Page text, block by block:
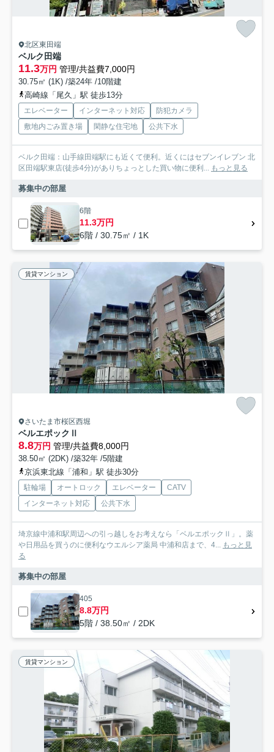
北区東田端
ベルク田端
11.3万円 管理/共益費7,000円
30.75㎡ (1K) /築24年 /10階建
高崎線「尾久」駅 徒歩13分
エレベーター インターネット対応
防犯カメラ
敷地内ごみ置き場
閑静な住宅地 公共下水
ベルク田端：山手線田端駅にも近くて便利。近くにはセブンイレブン 北
区田端駅東店(徒歩4分)がありちょっとした買い物に便利... もっと見る
募集中の部屋
6階
11.3万円
6階 / 30.75㎡ / 1K
賃貸マンション
さいたま市桜区西堀
ベルエポックⅡ
8.8万円 管理/共益費8,000円
38.50㎡ (2DK) /築32年 /5階建
京浜東北線「浦和」駅 徒歩30分
駐輪場 オートロック エレベーター
CATV
インターネット対応
公共下水
埼京線中浦和駅周辺への引っ越しをお考えなら「ベルエポックⅡ」。薬
や日用品を買うのに便利なウエルシア薬局 中浦和店まで、4... もっと見
る
募集中の部屋
405
8.8万円
5階 / 38.50㎡ / 2DK
賃貸マンション